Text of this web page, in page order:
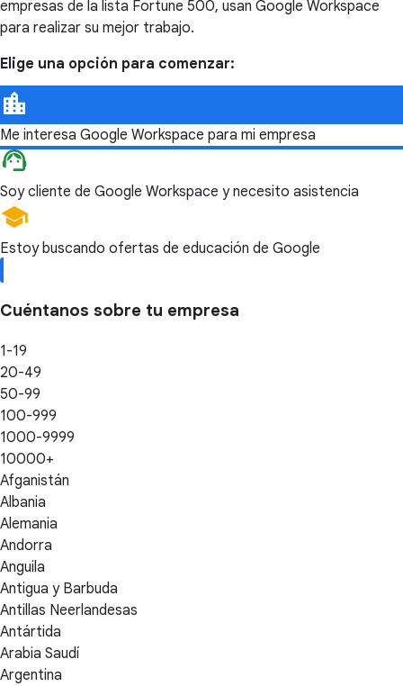
empresas de la lista Fortune 500, usan Google Workspace
para realizar su mejor trabajo.
Elige una opción para comenzar:
Me interesa Google Workspace para mi empresa
Soy cliente de Google Workspace y necesito asistencia
Estoy buscando ofertas de educación de Google
Cuéntanos sobre tu empresa
1-19
20-49
50-99
100-999
1000-9999
10000+
Afganistán
Albania
Alemania
Andorra
Anguila
Antigua y Barbuda
Antillas Neerlandesas
Antártida
Arabia Saudí
Argentina